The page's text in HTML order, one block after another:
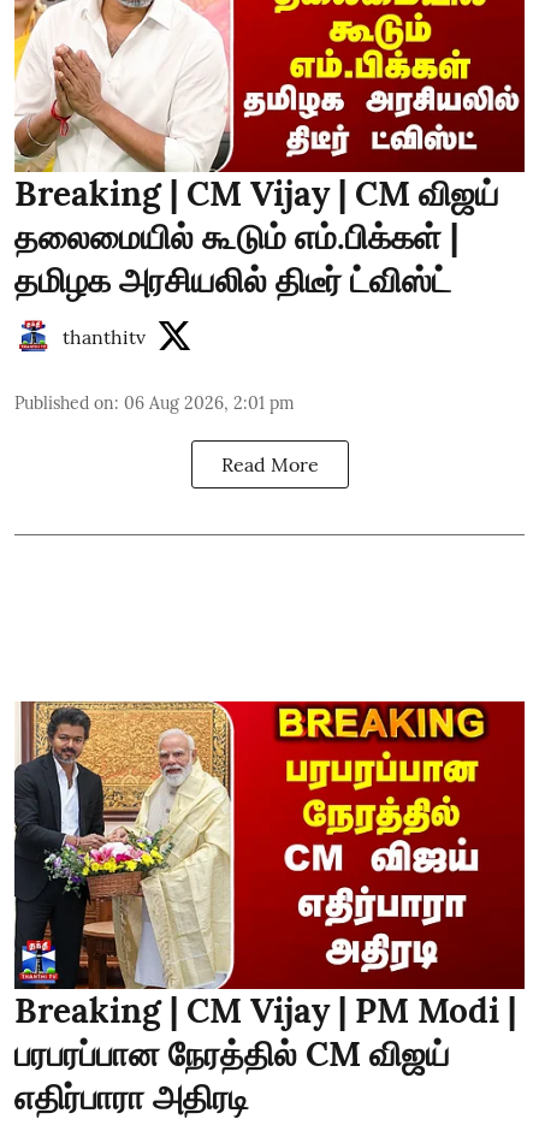
Breaking | CM Vijay | CM விஜய்
தலைமையில் கூடும் எம்.பிக்கள் |
தமிழக அரசியலில் திடீர் ட்விஸ்ட்
thanthitv
Published on: 06 Aug 2026, 2:01 pm
Read More
Breaking | CM Vijay | PM Modi |
பரபரப்பான நேரத்தில் CM விஜய்
எதிர்பாரா அதிரடி